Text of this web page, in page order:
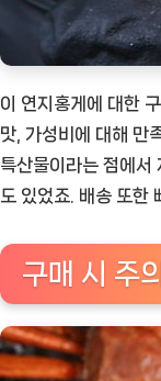
이 연지홍게에 대한
맛, 가성비에 대해 만
특산물이라는 점에서
도 있었죠. 배송 또한
구매 시 주